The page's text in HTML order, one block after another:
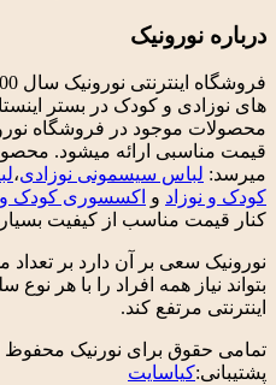
درباره نورونیک
های نوزادی و کودک در بستر
محصولات موجود در فروشگاه
قیمت مناسبی ارائه میشود.
میرسد: لباس سیسمونی نوزادی،
کودک و نوزاد و اکسسوری کودک و
کنار قیمت مناسب از کیفیت بسیار
نورونیک سعی بر آن دارد بر تعداد
بتواند نیاز همه افراد را با هر
اینترنتی مرتفع کند.
تمامی حقوق برای نورنیک
پشتیبانی:کیاسایت